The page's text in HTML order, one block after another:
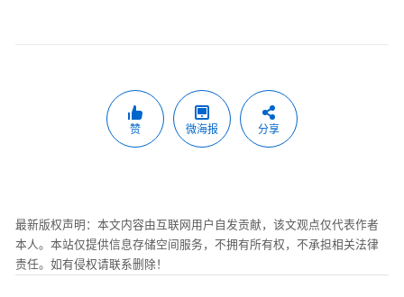
赞 微海报 分享
最新版权声明：本文内容由互联网用户自发贡献，该文观点仅代表作者
本人。本站仅提供信息存储空间服务，不拥有所有权，不承担相关法律
责任。如有侵权请联系删除！